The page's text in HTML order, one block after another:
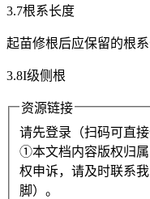
3.7根系长度
起苗修根后应保留的根
3.8I级侧根
资源链接
请先登录（扫码可直接
①本文档内容版权归
权申诉，请及时联系
脚）。